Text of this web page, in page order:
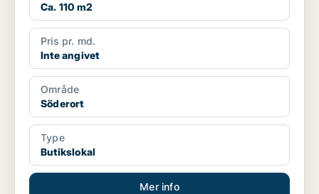
Ca. 110 m2
Pris pr. md.
Inte angivet
Område
Söderort
Type
Butikslokal
Mer info